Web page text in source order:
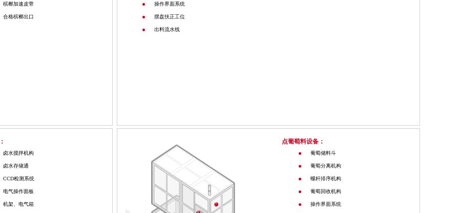
槟榔加速皮带
合格槟榔出口
操作界面系统
摆盘扶正工位
出料流水线
卤水搅拌机构
卤水存储通
CCD检测系统
电气操作面板
机架、电气箱
点葡萄料设备：
葡萄储料斗
葡萄分离机构
螺杆排序机构
葡萄回收机构
操作界面系统